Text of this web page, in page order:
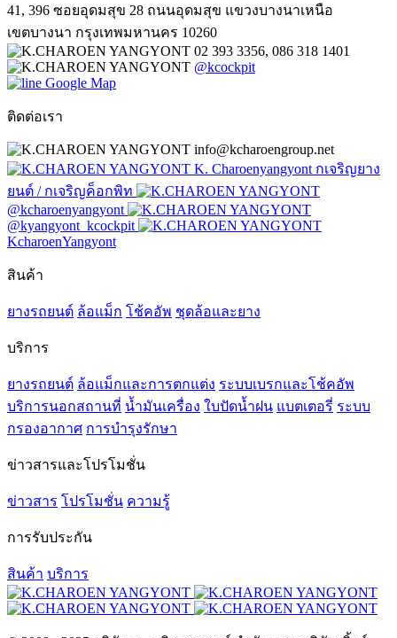
41, 396 ซอยอุดมสุข 28 ถนนอุดมสุข แขวงบางนาเหนือ
เขตบางนา กรุงเทพมหานคร 10260
02 393 3356, 086 318 1401
@kcockpit
Google Map
ติดต่อเรา
info@kcharoengroup.net
K. Charoenyangyont กเจริญยาง
ยนต์ / กเจริญค็อกพิท
@kcharoenyangyont
@kyangyont_kcockpit
KcharoenYangyont
สินค้า
ยางรถยนต์ ล้อแม็ก โช้คอัพ ชุดล้อและยาง
บริการ
ยางรถยนต์ ล้อแม็กและการตกแต่ง ระบบเบรกและโช้คอัพ
บริการนอกสถานที่ น้ำมันเครื่อง ใบปัดน้ำฝน แบตเตอรี่ ระบบ
กรองอากาศ การบำรุงรักษา
ข่าวสารและโปรโมชั่น
ข่าวสาร โปรโมชั่น ความรู้
การรับประกัน
สินค้า บริการ